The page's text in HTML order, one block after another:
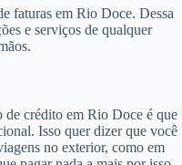
faturas em Rio Doce. Dessa
e serviços de qualquer
crédito em Rio Doce é que
Isso quer dizer que você
no exterior, como em